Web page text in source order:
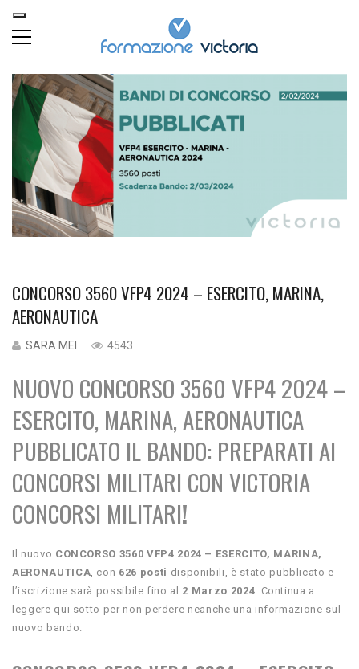
CONCORSO 3560 VFP4 2024 – ESERCITO, MARINA,
AERONAUTICA
SARA MEI 4543
NUOVO CONCORSO 3560 VFP4 2024 –
ESERCITO, MARINA, AERONAUTICA
PUBBLICATO IL BANDO: PREPARATI AI
CONCORSI MILITARI CON VICTORIA
CONCORSI MILITARI!
Il nuovo CONCORSO 3560 VFP4 2024 – ESERCITO, MARINA,
AERONAUTICA , con 626 posti disponibili, è stato pubblicato e
l’iscrizione sarà possibile fino al 2 Marzo 2024 . Continua a
leggere qui sotto per non perdere neanche una informazione sul
nuovo bando.